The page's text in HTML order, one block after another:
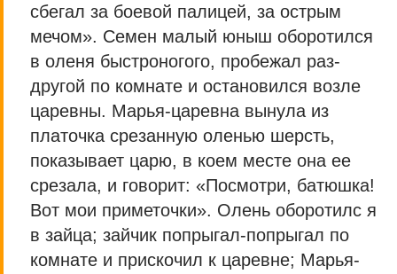
сбегал за боевой палицей, за острым
мечом». Семен малый юныш оборотился
в оленя быстроногого, пробежал раз-
другой по комнате и остановился возле
царевны. Марья-царевна вынула из
платочка срезанную оленью шерсть,
показывает царю, в коем месте она ее
срезала, и говорит: «Посмотри, батюшка!
Вот мои приметочки». Олень оборотилс я
в зайца; зайчик попрыгал-попрыгал по
комнате и прискочил к царевне; Марья-